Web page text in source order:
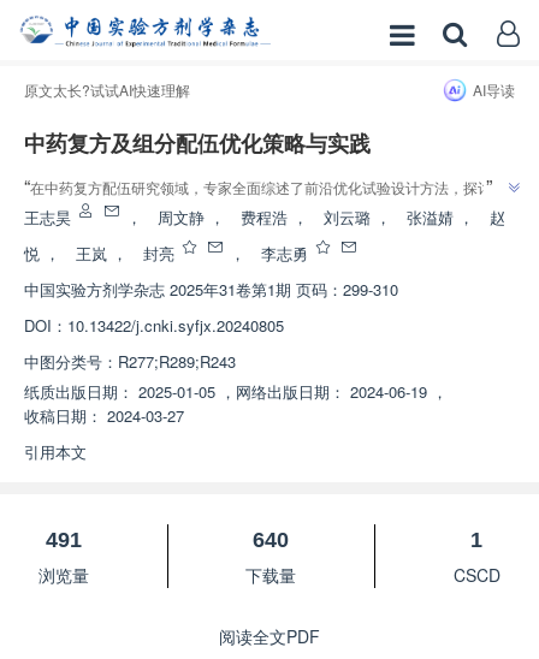
原文太长?试试AI快速理解 AI导读
中药复方及组分配伍优化策略与实践
“在中药复方配伍研究领域，专家全面综述了前沿优化试验设计方法，探讨了
关键技术问题，为中医药创新研究和新药开发提供科学依据。”
”
王志昊 ， 周文静 ， 费程浩 ， 刘云璐 ， 张溢婧 ，
赵
悦 ， 王岚 ， 封亮 ，
李志勇
中国实验方剂学杂志 2025年31卷第1期 页码：299-310
DOI： 10.13422/j.cnki.syfjx.20240805
中图分类号： R277;R289;R243
纸质出版日期： 2025-01-05 ， 网络出版日期： 2024-06-19 ，
收稿日期： 2024-03-27
引用本文
491
浏览量
640
下载量
1
CSCD
阅读全文PDF